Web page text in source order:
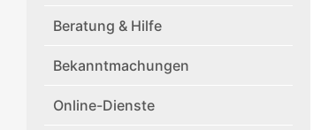
Beratung & Hilfe
Bekanntmachungen
Online-Dienste